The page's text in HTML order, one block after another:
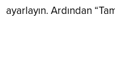
ayarlayın. Ardından